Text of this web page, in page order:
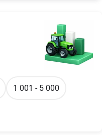
1 001 - 5 000